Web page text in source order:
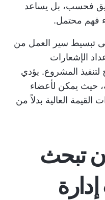
فحسب، بل يساعد
فهم محتمل.
تبسيط سير العمل من
الإشعارات
لتنفيذ المشروع. يؤدي
حيث يمكن لأعضاء
القيمة العالية بدلاً من
تبحث